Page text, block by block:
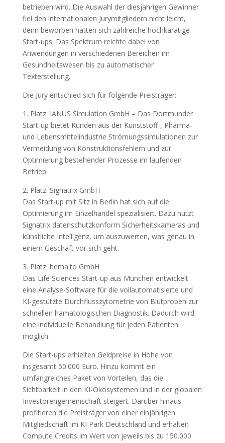
betrieben wird. Die Auswahl der diesjährigen Gewinner
fiel den internationalen Jurymitgliedern nicht leicht,
denn beworben hatten sich zahlreiche hochkarätige
Start-ups. Das Spektrum reichte dabei von
Anwendungen in verschiedenen Bereichen im
Gesundheitswesen bis zu automatischer
Texterstellung.
Die Jury entschied sich für folgende Preisträger:
1. Platz: IANUS Simulation GmbH – Das Dortmunder
Start-up bietet Kunden aus der Kunststoff-, Pharma-
und Lebensmittelindustrie Strömungssimulationen zur
Vermeidung von Konstruktionsfehlern und zur
Optimierung bestehender Prozesse im laufenden
Betrieb.
2. Platz: Signatrix GmbH
Das Start-up mit Sitz in Berlin hat sich auf die
Optimierung im Einzelhandel spezialisiert. Dazu nutzt
Signatrix datenschutzkonform Sicherheitskameras und
künstliche Intelligenz, um auszuwerten, was genau in
einem Geschäft vor sich geht.
3. Platz: hema.to GmbH
Das Life Sciences Start-up aus München entwickelt
eine Analyse-Software für die vollautomatisierte und
KI-gestützte Durchflusszytometrie von Blutproben zur
schnellen hämatologischen Diagnostik. Dadurch wird
eine individuelle Behandlung für jeden Patienten
möglich.
Die Start-ups erhielten Geldpreise in Höhe von
insgesamt 50.000 Euro. Hinzu kommt ein
umfangreiches Paket von Vorteilen, das die
Sichtbarkeit in den KI-Ökosystemen und in der globalen
Investorengemeinschaft steigert. Darüber hinaus
profitieren die Preisträger von einer einjährigen
Mitgliedschaft im KI Park Deutschland und erhalten
Compute Credits im Wert von jeweils bis zu 150.000